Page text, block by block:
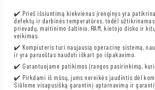
✔️ Prieš išsiuntimą kiekvienas įrenginys yra
defektų ir darbinės temperatūros, todėl
prievadų, maitinimo šaltinio, RAM, kietojo disko ir
veikimas.
✔️ Kompiuteris turi naujausią operacinę sistemą,
ir yra paruoštas naudoti iškart po išpakavimo.
✔️ Garantuojame patikimos įrangos pasirinkimą,
✔️ Pirkdami iš mūsų, jums nereikės jaudintis dėl
Siūlome visapusišką garantinį aptarnavimą ir